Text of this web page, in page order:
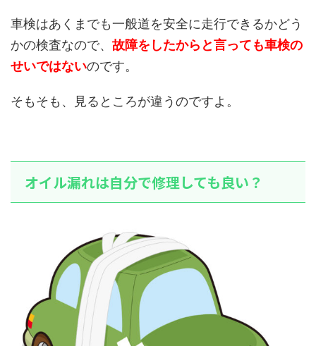
車検はあくまでも一般道を安全に走行できるかどう
かの検査なので、 故障をしたからと言っても車検の
せいではないのです。
そもそも、見るところが違うのですよ。
オイル漏れは自分で修理しても良い？